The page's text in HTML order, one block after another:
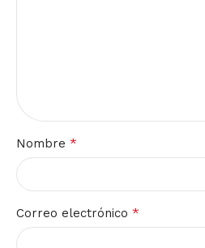
Nombre *
Correo electrónico *